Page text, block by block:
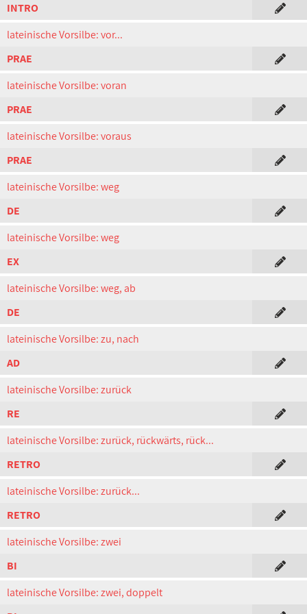
INTRO
lateinische Vorsilbe: vor...
PRAE
lateinische Vorsilbe: voran
PRAE
lateinische Vorsilbe: voraus
PRAE
lateinische Vorsilbe: weg
DE
lateinische Vorsilbe: weg
EX
lateinische Vorsilbe: weg, ab
DE
lateinische Vorsilbe: zu, nach
AD
lateinische Vorsilbe: zurück
RE
lateinische Vorsilbe: zurück, rückwärts, rück...
RETRO
lateinische Vorsilbe: zurück...
RETRO
lateinische Vorsilbe: zwei
BI
lateinische Vorsilbe: zwei, doppelt